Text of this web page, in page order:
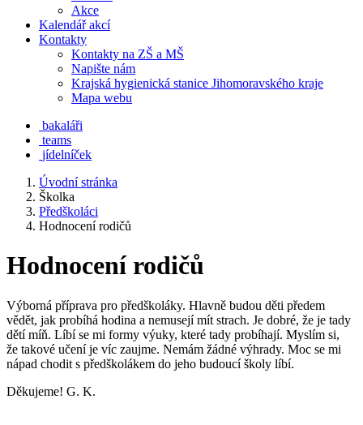
Akce
Kalendář akcí
Kontakty
Kontakty na ZŠ a MŠ
Napište nám
Krajská hygienická stanice Jihomoravského kraje
Mapa webu
bakaláři
teams
jídelníček
Úvodní stránka
Školka
Předškoláci
Hodnocení rodičů
Hodnocení rodičů
Výborná příprava pro předškoláky. Hlavně budou děti předem
vědět, jak probíhá hodina a nemusejí mít strach. Je dobré, že je tady
dětí míň. Líbí se mi formy výuky, které tady probíhají. Myslím si,
že takové učení je víc zaujme. Nemám žádné výhrady. Moc se mi
nápad chodit s předškolákem do jeho budoucí školy líbí.
Děkujeme! G. K.